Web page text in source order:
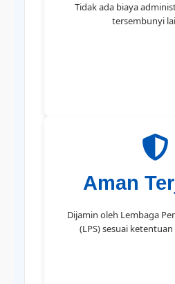
Tidak ada biaya
tersembunyi
Aman
Dijamin oleh Lembaga
(LPS) sesuai